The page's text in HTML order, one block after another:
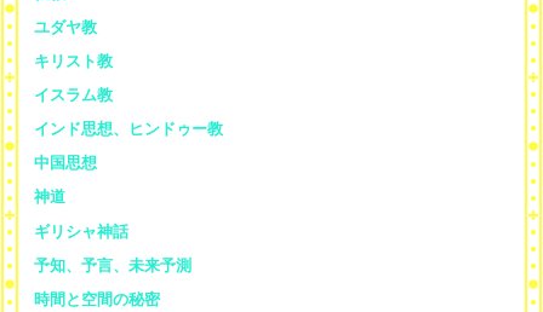
ユダヤ教
キリスト教
イスラム教
インド思想、ヒンドゥー教
中国思想
神道
ギリシャ神話
予知、予言、未来予測
時間と空間の秘密